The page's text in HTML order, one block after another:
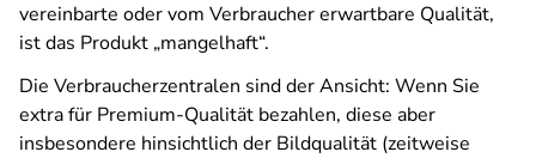
vereinbarte oder vom Verbraucher erwartbare Qualität,
ist das Produkt „mangelhaft“.
Die Verbraucherzentralen sind der Ansicht: Wenn Sie
extra für Premium-Qualität bezahlen, diese aber
insbesondere hinsichtlich der Bildqualität (zeitweise